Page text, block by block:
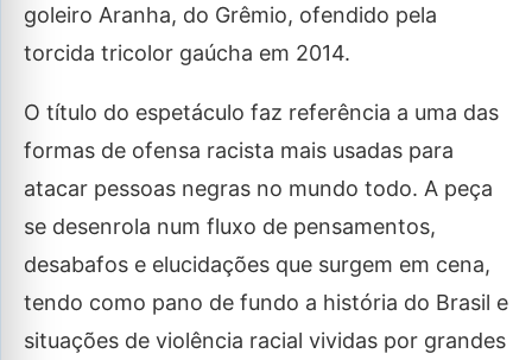
goleiro Aranha, do Grêmio, ofendido pela
torcida tricolor gaúcha em 2014.
O título do espetáculo faz referência a uma das
formas de ofensa racista mais usadas para
atacar pessoas negras no mundo todo. A peça
se desenrola num fluxo de pensamentos,
desabafos e elucidações que surgem em cena,
tendo como pano de fundo a história do Brasil e
situações de violência racial vividas por grandes